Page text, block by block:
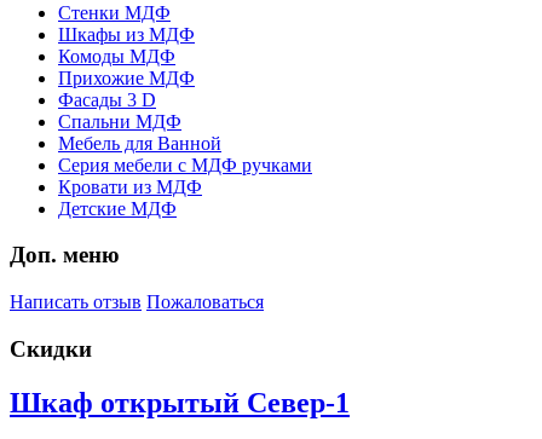
Стенки МДФ
Шкафы из МДФ
Комоды МДФ
Прихожие МДФ
Фасады 3 D
Спальни МДФ
Мебель для Ванной
Серия мебели с МДФ ручками
Кровати из МДФ
Детские МДФ
Доп. меню
Написать отзыв Пожаловаться
Скидки
Шкаф открытый Север-1